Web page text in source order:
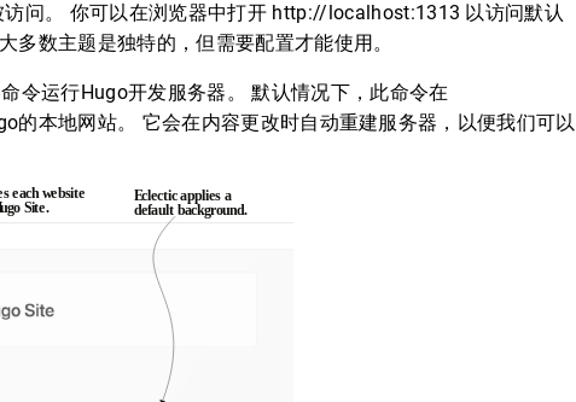
问。 你可以在浏览器中打开 http://localhost:1313 以访问默认
多数主题是独特的，但需要配置才能使用。
令运行Hugo开发服务器。 默认情况下，此命令在
本地网站。 它会在内容更改时自动重建服务器，以便我们可以